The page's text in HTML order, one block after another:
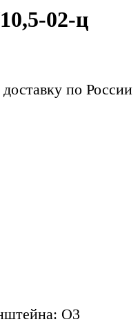
02-ц
по России
О3